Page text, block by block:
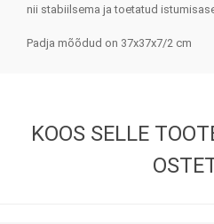
nii stabiilsema ja toetatud
Padja mõõdud on 37x37x7/2 cm
KOOS SELLE